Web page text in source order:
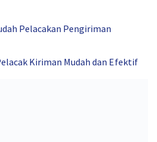
Pelacakan Pengiriman
Kiriman Mudah dan Efektif